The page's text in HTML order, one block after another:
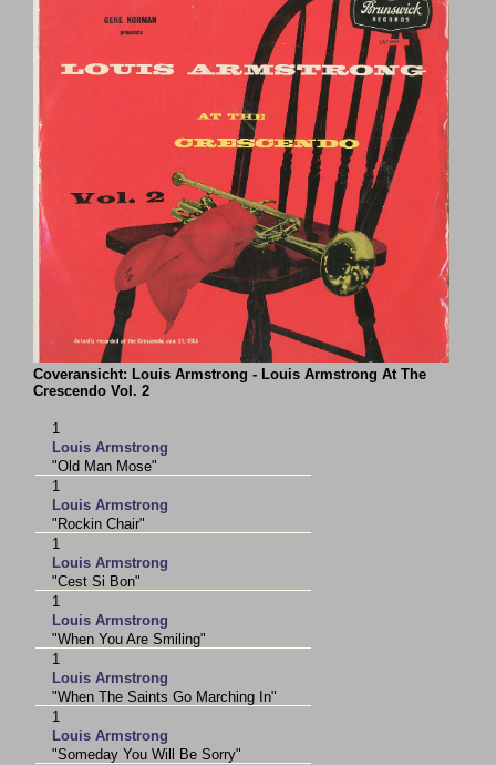
Coveransicht: Louis Armstrong - Louis Armstrong At The
Crescendo Vol. 2
1
Louis Armstrong
"Old Man Mose"
1
Louis Armstrong
"Rockin Chair"
1
Louis Armstrong
"Cest Si Bon"
1
Louis Armstrong
"When You Are Smiling"
1
Louis Armstrong
"When The Saints Go Marching In"
1
Louis Armstrong
"Someday You Will Be Sorry"